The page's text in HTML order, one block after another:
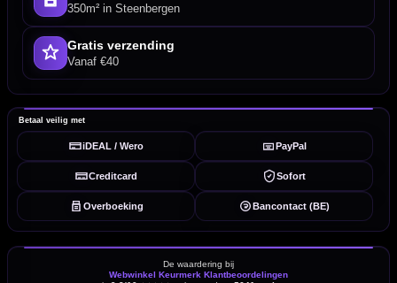
350m² in Steenbergen
Gratis verzending
Vanaf €40
Betaal veilig met
iDEAL / Wero PayPal
Creditcard Sofort
Overboeking Bancontact (BE)
De waardering bij
Webwinkel Keurmerk Klantbeoordelingen